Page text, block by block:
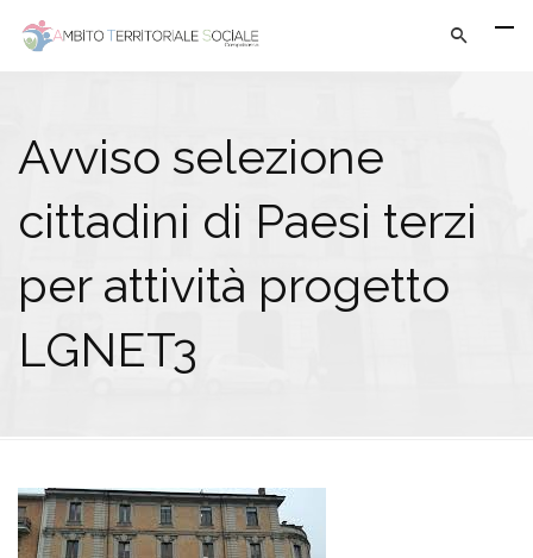
Avviso selezione
cittadini di Paesi terzi
per attività progetto
LGNET3